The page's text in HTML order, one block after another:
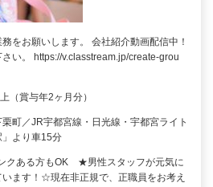
をお願いします。 会社紹介動画配信中！
い。 https://v.classtream.jp/create-grou
（賞与年2ヶ月分）
町／JR宇都宮線・日光線・宇都宮ライト
」より車15分
クある方もOK ★男性スタッフが元気に
ます！☆現在非正規で、正職員をお考え